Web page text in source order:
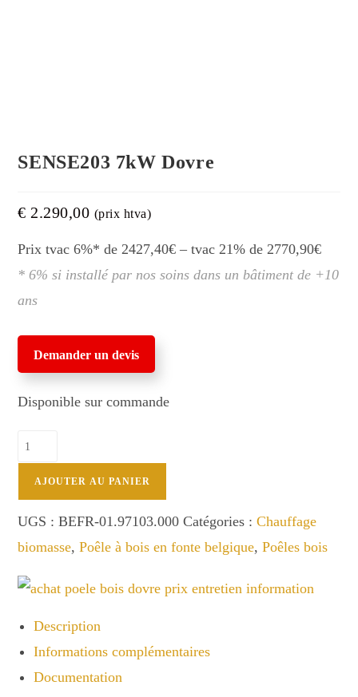
SENSE203 7kW Dovre
€ 2.290,00 (prix htva)
Prix tvac 6%* de 2427,40€ – tvac 21% de 2770,90€
* 6% si installé par nos soins dans un bâtiment de +10
ans
Demander un devis
Disponible sur commande
quantité
SENSE203
7kW
Dovre
AJOUTER AU PANIER
UGS :BEFR-01.97103.000 Catégories :Chauffage
biomasse,Poêle à bois en fonte belgique,Poêles bois
Description
Informations complémentaires
Documentation